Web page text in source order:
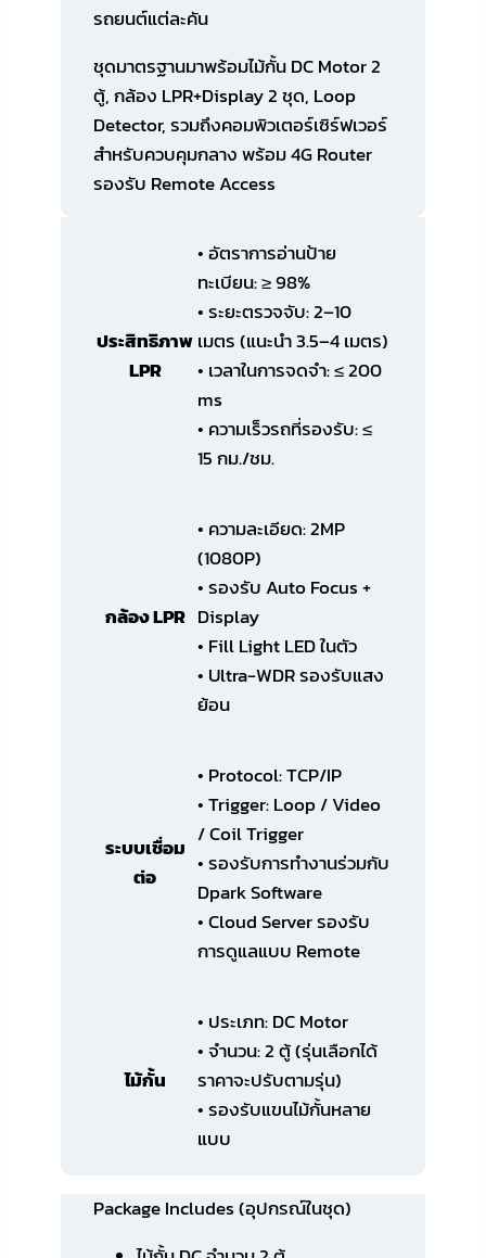
รถยนต์แต่ละคัน
ชุดมาตรฐานมาพร้อมไม้กั้น DC Motor 2
ตู้, กล้อง LPR+Display 2 ชุด, Loop
Detector, รวมถึงคอมพิวเตอร์เซิร์ฟเวอร์
สำหรับควบคุมกลาง พร้อม 4G Router
รองรับ Remote Access
ประสิทธิภาพ
LPR
• อัตราการอ่านป้าย
ทะเบียน: ≥ 98%
• ระยะตรวจจับ: 2–10
เมตร (แนะนำ 3.5–4 เมตร)
• เวลาในการจดจำ: ≤ 200
ms
• ความเร็วรถที่รองรับ: ≤
15 กม./ชม.
กล้อง LPR
• ความละเอียด: 2MP
(1080P)
• รองรับ Auto Focus +
Display
• Fill Light LED ในตัว
• Ultra-WDR รองรับแสง
ย้อน
ระบบเชื่อม
ต่อ
• Protocol: TCP/IP
• Trigger: Loop / Video
/ Coil Trigger
• รองรับการทำงานร่วมกับ
Dpark Software
• Cloud Server รองรับ
การดูแลแบบ Remote
ไม้กั้น
• ประเภท: DC Motor
• จำนวน: 2 ตู้ (รุ่นเลือกได้
ราคาจะปรับตามรุ่น)
• รองรับแขนไม้กั้นหลาย
แบบ
Package Includes (อุปกรณ์ในชุด)